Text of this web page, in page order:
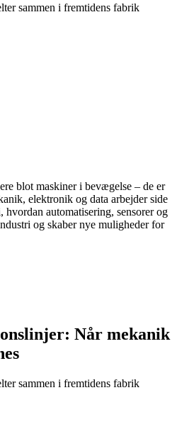
sammen i fremtidens fabrik
blot maskiner i bevægelse – de er
elektronik og data arbejder side
automatisering, sensorer og
og skaber nye muligheder for
Når mekanik
sammen i fremtidens fabrik